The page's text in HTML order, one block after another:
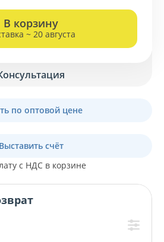
В корзину
~ 20 августа
по оптовой цене
Выставить счёт
с НДС в корзине